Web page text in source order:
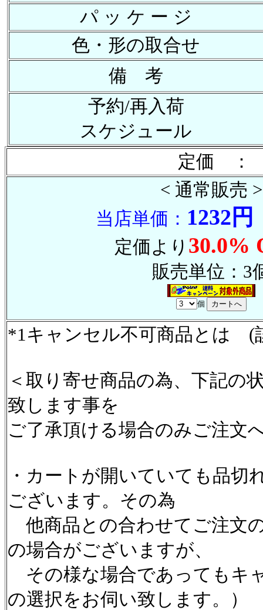
パ ッ ケ ー ジ
色・形の取合せ
備 考
予約/再入荷
スケジュール
定価 ：
< 通常販売 >
当店単価： 1232円
定価より 30.0%
販売単位：3
個
*1キャンセル不可商品とは (
＜取り寄せ商品の為、下記の
致します事を
ご了承頂ける場合のみご注文
・カートが開いていても品切
ございます。その為
他商品との合わせてご注文
の場合がございますが、
その様な場合であってもキ
の選択をお伺い致します。）